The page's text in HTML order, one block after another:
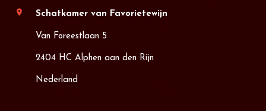
location_on Schatkamer van Favorietewijn
Van Foreestlaan 5
2404 HC Alphen aan den Rijn
Nederland